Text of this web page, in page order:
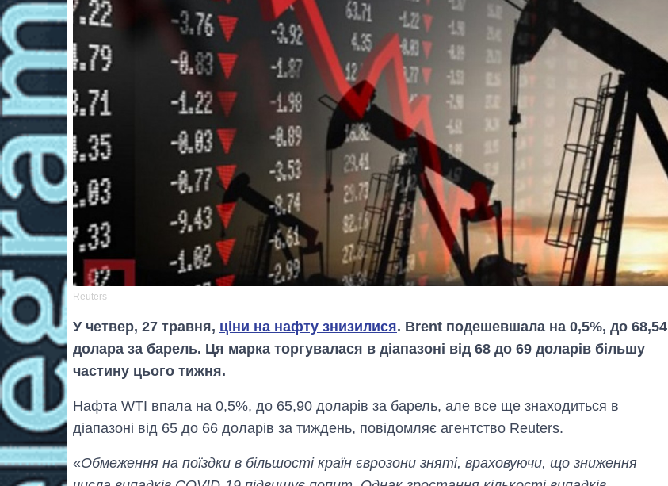
Reuters
У четвер, 27 травня, ціни на нафту знизилися. Brent подешевшала на 0,5%, до 68,54
долара за барель. Ця марка торгувалася в діапазоні від 68 до 69 доларів більшу
частину цього тижня.
Нафта WTI впала на 0,5%, до 65,90 доларів за барель, але все ще знаходиться в
діапазоні від 65 до 66 доларів за тиждень, повідомляє агентство Reuters.
«Обмеження на поїздки в більшості країн єврозони зняті, враховуючи, що зниження